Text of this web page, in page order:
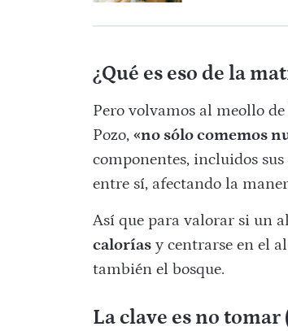
¿Qué es eso de la
Pero volvamos al meollo
Pozo, «no sólo comemos
componentes, incluidos
entre sí, afectando la
Así que para valorar si un
caloríasy centrarse en el
también el bosque.
La clave es no